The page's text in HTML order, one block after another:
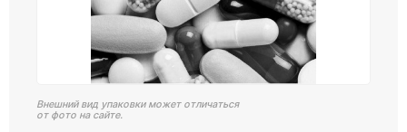
Внешний вид упаковки может отличаться
от фото на сайте.